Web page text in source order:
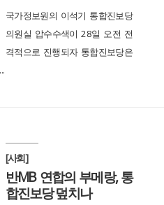
국가정보원의 이석기 통합진보당
의원실 압수수색이 28일 오전 전
격적으로 진행되자 통합진보당은
[사회]
반MB 연합의 부메랑, 통
합진보당 덮치나